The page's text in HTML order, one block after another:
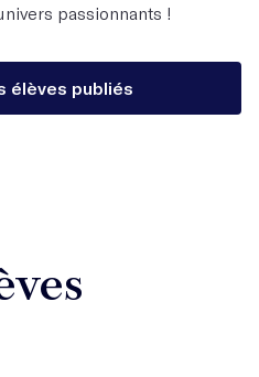
passionnants !
élèves publiés